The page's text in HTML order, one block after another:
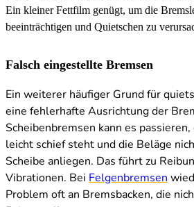
Ein kleiner Fettfilm genügt, um die
beeinträchtigen und Quietschen zu
Falsch eingestellte Bremsen
Ein weiterer häufiger Grund für
eine fehlerhafte Ausrichtung der
Scheibenbremsen kann es
leicht schief steht und die Beläge
Scheibe anliegen. Das führt zu
Vibrationen. Bei Felgenbremsen
Problem oft an Bremsbacken, die